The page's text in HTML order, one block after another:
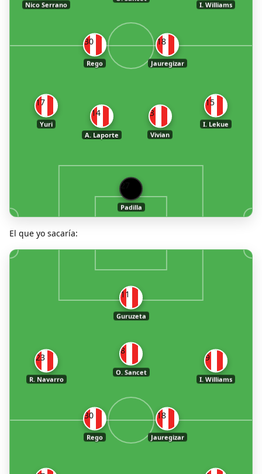
27
Padilla
17
Yuri
14
A. Laporte
3
Vivian
15
I. Lekue
30
Rego
18
Jauregizar
Nico Serrano I. Williams
El que yo sacaría:
30
Rego
18
Jauregizar
23
R. Navarro
8
O. Sancet
9
I. Williams
11
Guruzeta